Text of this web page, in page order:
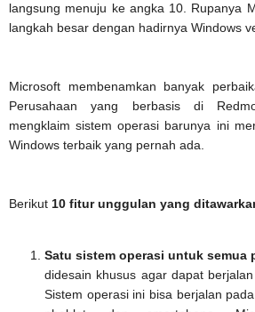
langsung menuju ke angka 10. Rupanya
langkah besar dengan hadirnya Windows
Microsoft membenamkan banyak
Perusahaan yang berbasis di
mengklaim sistem operasi barunya ini
Windows terbaik yang pernah ada.
Berikut 10 fitur unggulan yang
Satu sistem operasi untuk semua
didesain khusus agar dapat
Sistem operasi ini bisa berjalan